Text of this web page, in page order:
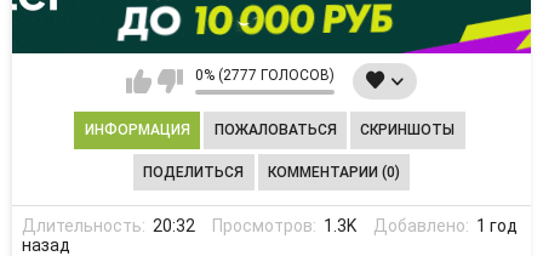
0% (2777 ГОЛОСОВ)
ИНФОРМАЦИЯ ПОЖАЛОВАТЬСЯ СКРИНШОТЫ
ПОДЕЛИТЬСЯ КОММЕНТАРИИ (0)
Длительность: 20:32 Просмотров: 1.3K Добавлено: 1 год
назад